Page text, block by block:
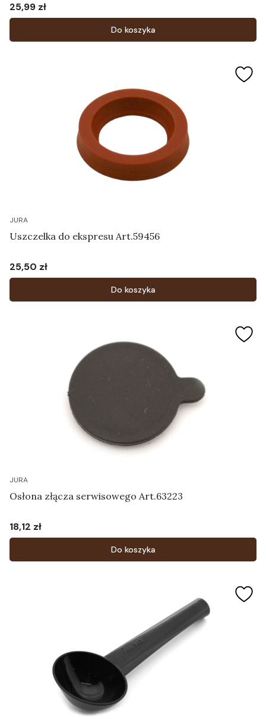
Cena
25,99 zł
Do koszyka
JURA
Uszczelka do ekspresu Art.59456
Cena
25,50 zł
Do koszyka
JURA
Osłona złącza serwisowego Art.63223
Cena
18,12 zł
Do koszyka